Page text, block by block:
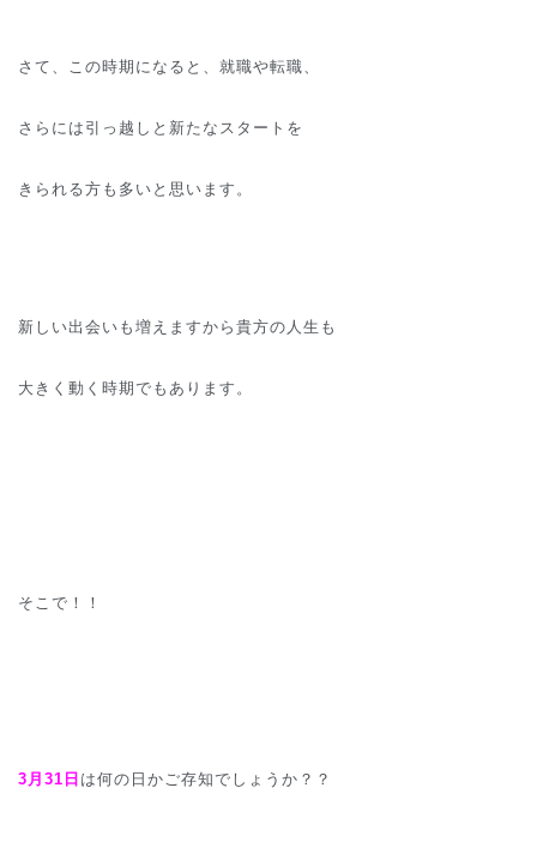
さて、この時期になると、就職や転職、
さらには引っ越しと新たなスタートを
きられる方も多いと思います。
新しい出会いも増えますから貴方の人生も
大きく動く時期でもあります。
そこで！！
3月31日 は何の日かご存知でしょうか？？